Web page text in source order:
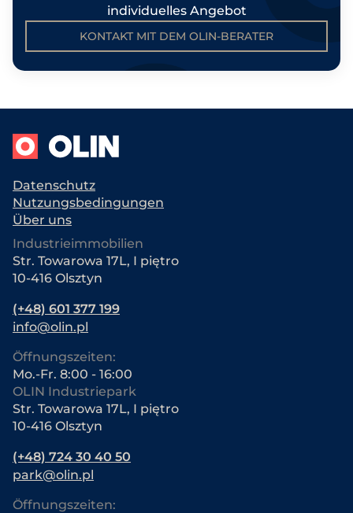
individuelles Angebot
KONTAKT MIT DEM OLIN-BERATER
Datenschutz
Nutzungsbedingungen
Über uns
Industrieimmobilien
Str. Towarowa 17L, I piętro
10-416 Olsztyn
(+48) 601 377 199
info@olin.pl
Öffnungszeiten:
Mo.-Fr. 8:00 - 16:00
OLIN Industriepark
Str. Towarowa 17L, I piętro
10-416 Olsztyn
(+48) 724 30 40 50
park@olin.pl
Öffnungszeiten: